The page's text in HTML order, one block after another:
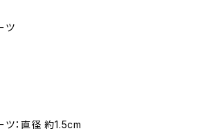
ツ
ツ：直径 約1.5cm